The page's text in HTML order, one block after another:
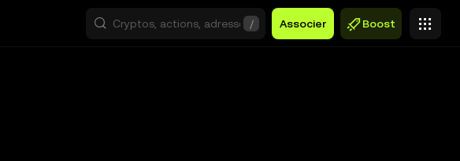
/ Associer Boost